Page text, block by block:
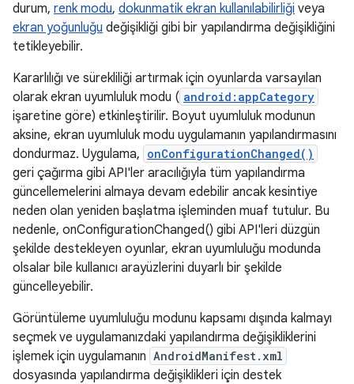
durum, renk modu, dokunmatik ekran kullanılabilirliği veya
ekran yoğunluğu değişikliği gibi bir yapılandırma değişikliğini
tetikleyebilir.
Kararlılığı ve sürekliliği artırmak için oyunlarda varsayılan
olarak ekran uyumluluk modu ( android:appCategory
işaretine göre) etkinleştirilir. Boyut uyumluluk modunun
aksine, ekran uyumluluk modu uygulamanın yapılandırmasını
dondurmaz. Uygulama, onConfigurationChanged()
geri çağırma gibi API'ler aracılığıyla tüm yapılandırma
güncellemelerini almaya devam edebilir ancak kesintiye
neden olan yeniden başlatma işleminden muaf tutulur. Bu
nedenle, onConfigurationChanged() gibi API'leri düzgün
şekilde destekleyen oyunlar, ekran uyumluluğu modunda
olsalar bile kullanıcı arayüzlerini duyarlı bir şekilde
güncelleyebilir.
Görüntüleme uyumluluğu modunu kapsamı dışında kalmayı
seçmek ve uygulamanızdaki yapılandırma değişikliklerini
işlemek için uygulamanın AndroidManifest.xml
dosyasında yapılandırma değişiklikleri için destek